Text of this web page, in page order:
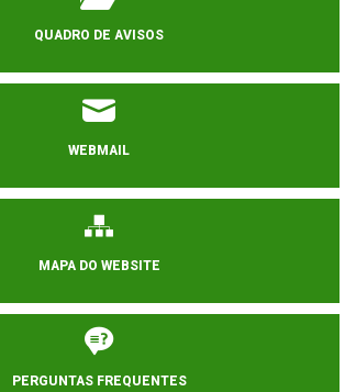
QUADRO DE AVISOS
WEBMAIL
MAPA DO WEBSITE
PERGUNTAS FREQUENTES